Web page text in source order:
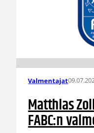
Valmentajat
Matthias
FABC:n